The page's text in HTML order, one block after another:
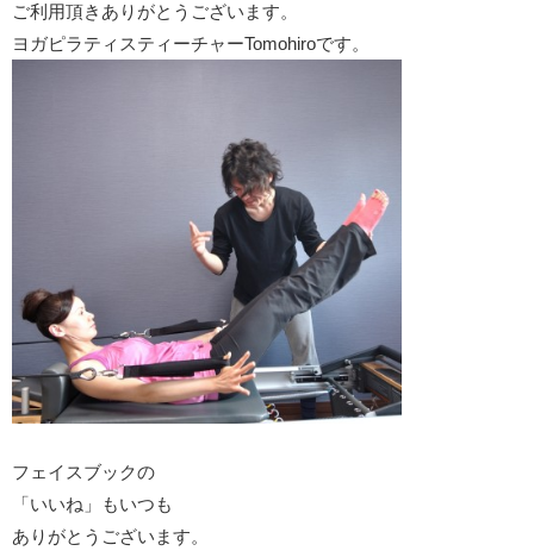
ご利用頂きありがとうございます。
ヨガピラティスティーチャーTomohiroです。
フェイスブックの
「いいね」もいつも
ありがとうございます。